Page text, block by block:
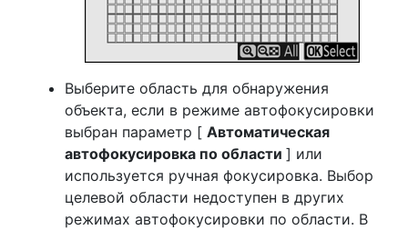
Выберите область для обнаружения
объекта, если в режиме автофокусировки
выбран параметр [ Автоматическая
автофокусировка по области ] или
используется ручная фокусировка. Выбор
целевой области недоступен в других
режимах автофокусировки по области. В